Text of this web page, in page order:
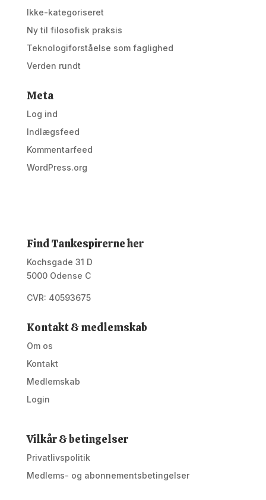
Ikke-kategoriseret
Ny til filosofisk praksis
Teknologiforståelse som faglighed
Verden rundt
Meta
Log ind
Indlægsfeed
Kommentarfeed
WordPress.org
Find Tankespirerne her
Kochsgade 31 D
5000 Odense C
CVR: 40593675
Kontakt & medlemskab
Om os
Kontakt
Medlemskab
Login
Vilkår & betingelser
Privatlivspolitik
Medlems- og abonnementsbetingelser